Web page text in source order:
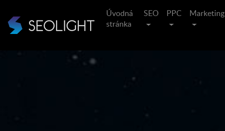
Úvodná
stránka
SEO PPC Marketing